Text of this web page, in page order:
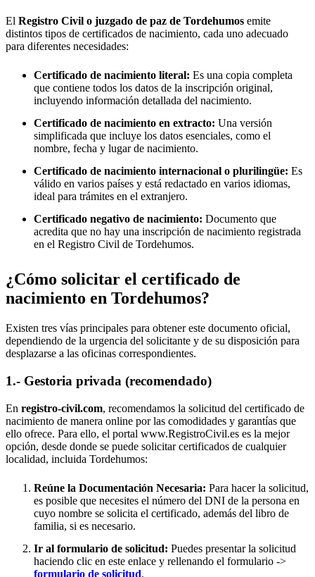
El Registro Civil o juzgado de paz de Tordehumos emite
distintos tipos de certificados de nacimiento, cada uno adecuado
para diferentes necesidades:
Certificado de nacimiento literal: Es una copia completa
que contiene todos los datos de la inscripción original,
incluyendo información detallada del nacimiento.
Certificado de nacimiento en extracto: Una versión
simplificada que incluye los datos esenciales, como el
nombre, fecha y lugar de nacimiento.
Certificado de nacimiento internacional o plurilingüe: Es
válido en varios países y está redactado en varios idiomas,
ideal para trámites en el extranjero.
Certificado negativo de nacimiento: Documento que
acredita que no hay una inscripción de nacimiento registrada
en el Registro Civil de Tordehumos.
¿Cómo solicitar el certificado de
nacimiento en Tordehumos?
Existen tres vías principales para obtener este documento oficial,
dependiendo de la urgencia del solicitante y de su disposición para
desplazarse a las oficinas correspondientes.
1.- Gestoria privada (recomendado)
En registro-civil.com, recomendamos la solicitud del certificado de
nacimiento de manera online por las comodidades y garantías que
ello ofrece. Para ello, el portal www.RegistroCivil.es es la mejor
opción, desde donde se puede solicitar certificados de cualquier
localidad, incluida Tordehumos:
Reúne la Documentación Necesaria: Para hacer la solicitud,
es posible que necesites el número del DNI de la persona en
cuyo nombre se solicita el certificado, además del libro de
familia, si es necesario.
Ir al formulario de solicitud: Puedes presentar la solicitud
haciendo clic en este enlace y rellenando el formulario ->
formulario de solicitud.